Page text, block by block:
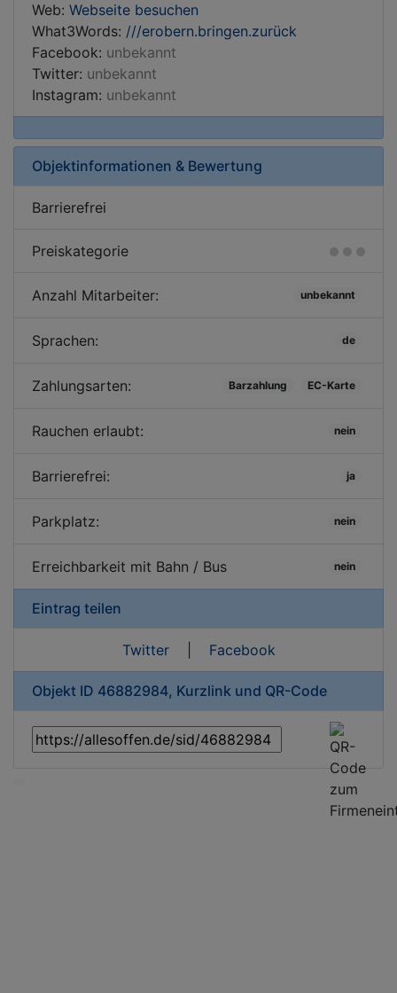
Web: Webseite besuchen
What3Words: ///erobern.bringen.zurück
Facebook: unbekannt
Twitter: unbekannt
Instagram: unbekannt
Objektinformationen & Bewertung
Barrierefrei
Preiskategorie
Anzahl Mitarbeiter: unbekannt
Sprachen: de
Zahlungsarten: Barzahlung EC-Karte
Rauchen erlaubt: nein
Barrierefrei: ja
Parkplatz: nein
Erreichbarkeit mit Bahn / Bus nein
Eintrag teilen
Twitter| Facebook
Objekt ID 46882984, Kurzlink und QR-Code